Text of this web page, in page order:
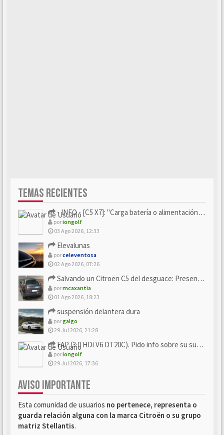
TEMAS RECIENTES
- INFO - [C5 X7]: "Carga batería o alimentación eléctri...
poriongolf
03 Ago 2026, 12:33
Elevalunas
porceleventosa
02 Ago 2026, 07:26
Salvando un Citroën C5 del desguace: Presentación y seguimiento
pormcaxantia
01 Ago 2026, 18:23
suspensión delantera dura
porgalgo
29 Jul 2026, 21:28
FAP (3.0 HDi V6 DT20C). Pido info sobre su sustitución
poriongolf
29 Jul 2026, 17:36
AVISO IMPORTANTE
Esta comunidad de usuarios no pertenece, representa o
guarda relación alguna con la marca Citroën o su grupo
matriz Stellantis.